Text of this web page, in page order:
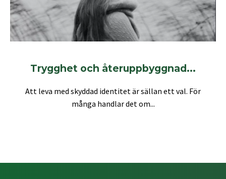
Trygghet och återuppbyggnad...
Att leva med skyddad identitet är sällan ett val. För
många handlar det om...